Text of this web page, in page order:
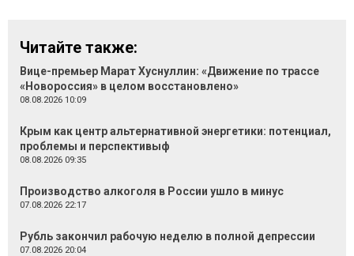
Читайте также:
Вице-премьер Марат Хуснуллин: «Движение по трассе
«Новороссия» в целом восстановлено»
08.08.2026 10:09
Крым как центр альтернативной энергетики: потенциал,
проблемы и перспективыф
08.08.2026 09:35
Производство алкоголя в России ушло в минус
07.08.2026 22:17
Рубль закончил рабочую неделю в полной депрессии
07.08.2026 20:04